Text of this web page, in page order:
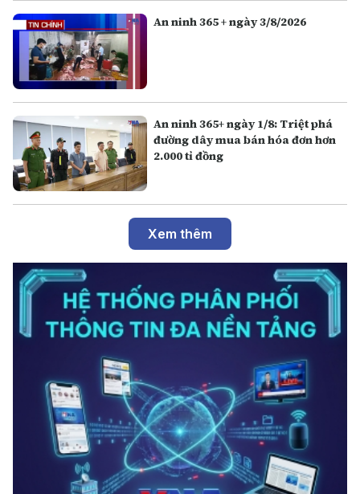
An ninh 365 + ngày 3/8/2026
An ninh 365+ ngày 1/8: Triệt phá
đường dây mua bán hóa đơn hơn
2.000 tỉ đồng
Xem thêm